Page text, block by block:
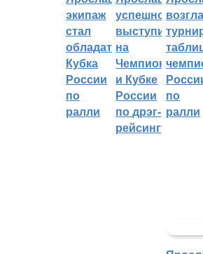
экипаж
стал
обладателем
Кубка
России
по
ралли
успешно
выступили
на
Чемпионате
и Кубке
России
по дрэг-
рейсингу
по
ралли